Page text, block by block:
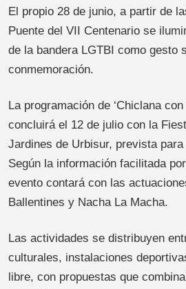
El propio 28 de junio, a partir de
Puente del VII Centenario se
de la bandera LGTBI como gesto
conmemoración.
La programación de ‘Chiclana con
concluirá el 12 de julio con la
Jardines de Urbisur, prevista
Según la información facilitada
evento contará con las
Ballentines y Nacha La Macha.
Las actividades se distribuyen
culturales, instalaciones
libre, con propuestas que